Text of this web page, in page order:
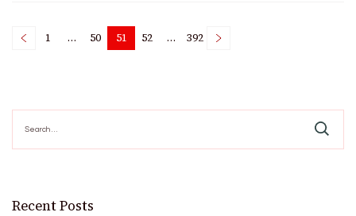
Posts
Page
1 … Page
50 Page
51 Page
52 … Page
392
for:
Recent Posts